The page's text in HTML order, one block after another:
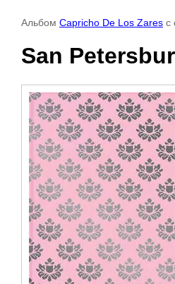
Альбом Capricho De Los Zares с
San